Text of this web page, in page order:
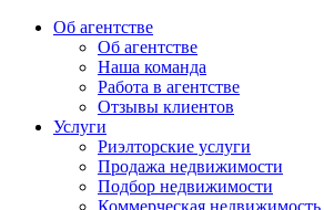
Об агентстве
Об агентстве
Наша команда
Работа в агентстве
Отзывы клиентов
Услуги
Риэлторские услуги
Продажа недвижимости
Подбор недвижимости
Коммерческая недвижимость